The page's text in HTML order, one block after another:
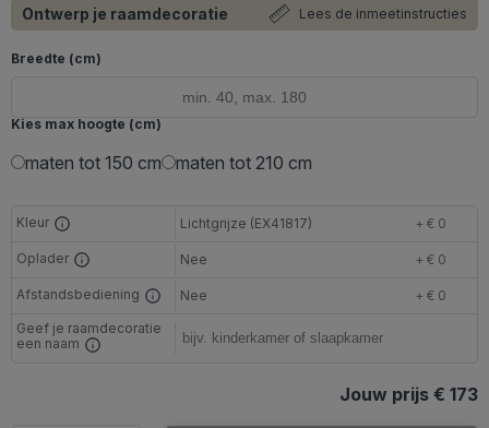
Ontwerp je raamdecoratie Lees de inmeetinstructies
Breedte (cm)
Kies max hoogte (cm)
maten tot 150 cm maten tot 210 cm
Kleur Lichtgrijze (EX41817) + € 0
Oplader Nee + € 0
Afstandsbediening Nee
+ € 0
Geef je raamdecoratie
een naam
Jouw prijs € 173